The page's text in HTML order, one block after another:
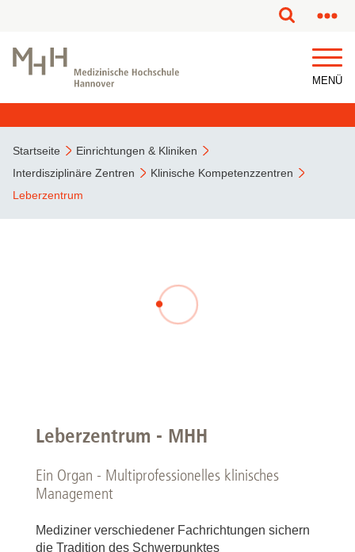
MENÜ
Startseite
Einrichtungen & Kliniken
Interdisziplinäre Zentren
Klinische Kompetenzzentren
Leberzentrum
Leberzentrum - MHH
Ein Organ - Multiprofessionelles klinisches
Management
Mediziner verschiedener Fachrichtungen sichern
die Tradition des Schwerpunktes